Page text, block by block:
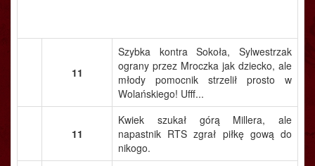
11
Szybka kontra Sokoła, Sylwestrzak
ograny przez Mroczka jak dziecko, ale
młody pomocnik strzelił prosto w
Wolańskiego! Ufff...
11
Kwiek szukał górą Millera, ale
napastnik RTS zgrał piłkę gową do
nikogo.